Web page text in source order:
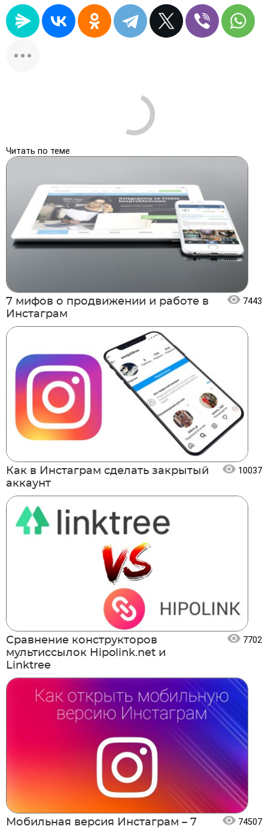
Читать по теме
7 мифов о продвижении и работе в
Инстаграм
7443
Как в Инстаграм сделать закрытый
аккаунт
10037
Сравнение конструкторов
мультиссылок Hipolink.net и
Linktree
7702
Мобильная версия Инстаграм – 7
74507